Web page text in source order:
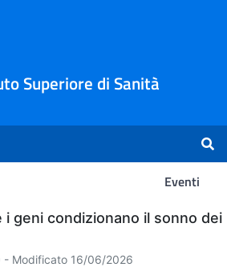
Superiore di Sanità
Eventi
i geni condizionano il sonno dei
- Modificato 16/06/2026